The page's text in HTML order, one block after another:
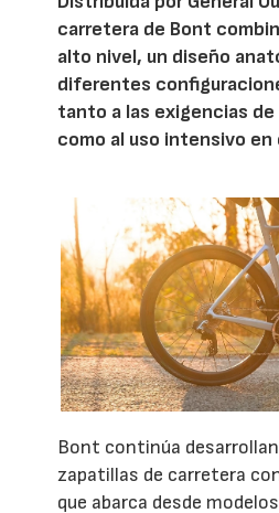
carretera de Bont
alto nivel, un diseño
diferentes
tanto a las exigencias
como al uso intensivo
Bont continúa
zapatillas de carretera
que abarca desde